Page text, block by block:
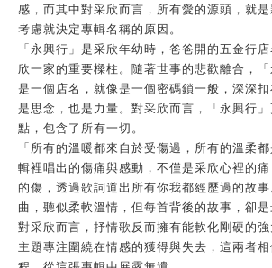
感，而其中對采欣而言，所有愛的源頭，就
考慮就決定專輯名稱的原因。
「永興行」是采欣年幼時，爸爸開的五金行
欣一家的重要樑柱。隨著世事的悲歡離合，
是一個店名，就像是一個密碼鎖一般，深深扣
是思念，也是力量。對采欣而言，「永興行
點，包含了所有一切。
「所有的溫暖都來自於受傷過，所有的溫柔
輯裡唱出的傷痛與感動，不僅是采欣心裡的
的傷，透過歌詞道出所有你我都經歷過的故
曲，聽似柔軟溫情，但每首背後的故事，卻是
對采欣而言，抒情歌反而擁有能軟化剛硬的
主題專注圍繞在情感的獲得與失去，這兩者